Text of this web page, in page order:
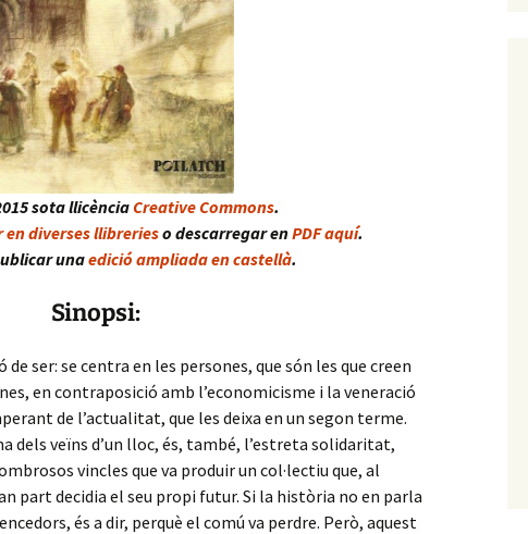
sota llicència Creative Commons.
en diverses llibrerieso descarregar enPDF aquí.
unaedició ampliada en castellà.
Sinopsi:
ser: se centra en les persones, que són les que creen
en contraposició amb l’economicisme i la veneració
de l’actualitat, que les deixa en un segon terme.
dels veïns d’un lloc, és, també, l’estreta solidaritat,
vincles que va produir un col·lectiu que, al
part decidia el seu propi futur. Si la història no en parla
és a dir, perquè el comú va perdre. Però, aquest